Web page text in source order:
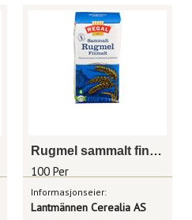
Rugmel sammalt fin 1 kg
100 Per
Informasjonseier:
Lantmännen Cerealia AS